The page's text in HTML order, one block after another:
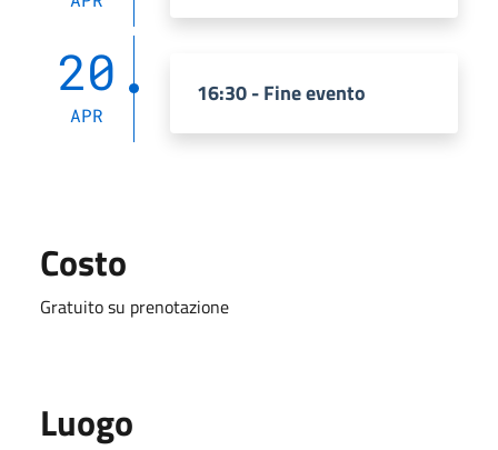
20
APR
16:30 - Fine evento
Costo
Gratuito su prenotazione
Luogo